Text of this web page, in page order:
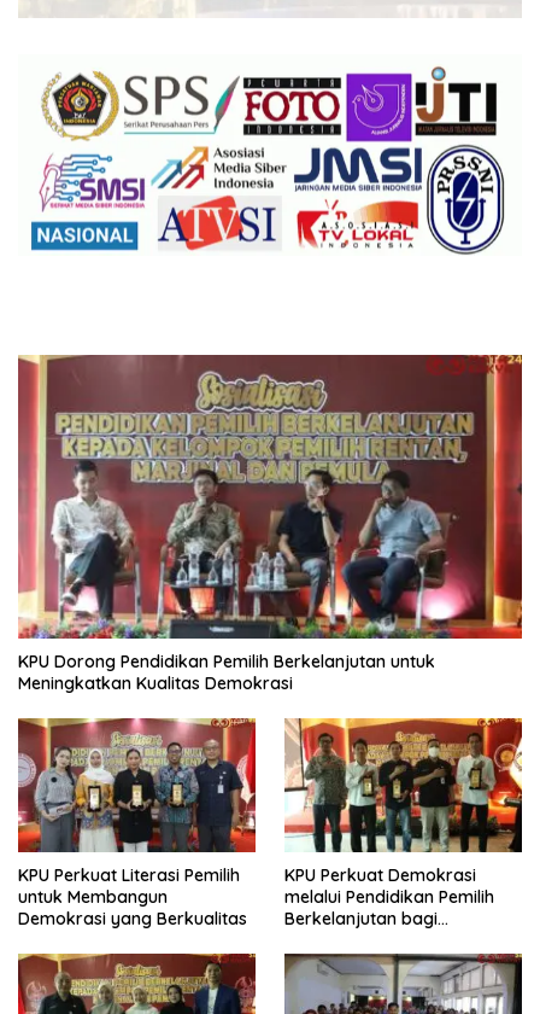
KPU Dorong Pendidikan Pemilih Berkelanjutan untuk
Meningkatkan Kualitas Demokrasi
KPU Perkuat Literasi Pemilih
untuk Membangun
Demokrasi yang Berkualitas
KPU Perkuat Demokrasi
melalui Pendidikan Pemilih
Berkelanjutan bagi
dan Pemula